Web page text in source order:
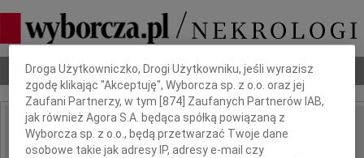
Nekrologi Odeszli Poradnik pogrzebowy
IMIĘ I NAZWISKO: Adam Marszalik
Dbamy o Twoją prywatność
Droga Użytkowniczko, Drogi Użytkowniku, jeśli wyrazisz
zgodę klikając "Akceptuję", Wyborcza sp. z o.o. oraz jej
Zaufani Partnerzy, w tym [874 ] Zaufanych Partnerów IAB,
jak również Agora S.A. będąca spółką powiązaną z
Wyborcza sp. z o.o., będą przetwarzać Twoje dane
osobowe takie jak adresy IP, adresy e-mail czy